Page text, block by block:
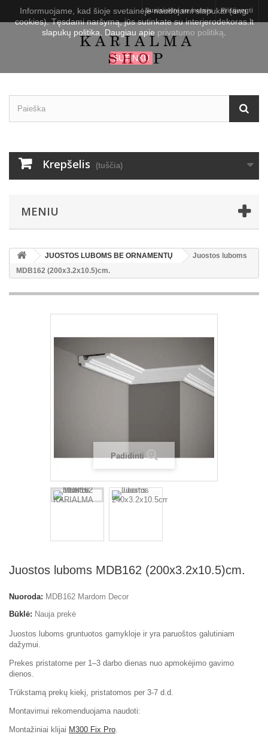
Prisijungti
Susisiekite su mumis
Krepšelis (tuščia)
MENIU
JUOSTOS LUBOMS BE ORNAMENTŲ
Juostos luboms
MDB162 (200x3.2x10.5)cm.
Padidinti
Juostos luboms MDB162 (200x3.2x10.5)cm.
Nuoroda: MDB162 Mardom Decor
Būklė: Nauja prekė
Juostos luboms gruntuotos gamykloje ir yra paruoštos galutiniam
dažymui.
Prekes pristatome per 1–3 darbo dienas nuo apmokėjimo gavimo
dienos.
Trūkstamą prekų kiekį, pristatomos per 3-7 d.d.
Montavimui rekomenduojama naudoti:
Montažiniai klijai M300 Fix Pro.
Informuojame, kad šioje svetainėje naudojami slapukai (ang.
cookies). Tęsdami naršymą, jūs sutinkate su interjerodekoras.lt
slapukų politika. Daugiau apie privatumo politiką
SUTINKU